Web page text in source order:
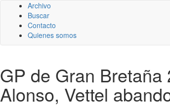
Archivo
Buscar
Contacto
Quienes somos
GP de Gran
Alonso, Vettel